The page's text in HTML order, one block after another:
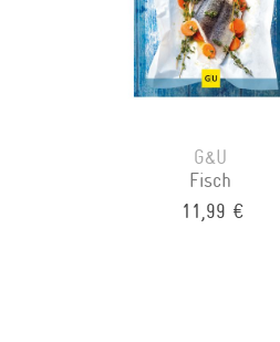
G&U
Fisch
11,99 €